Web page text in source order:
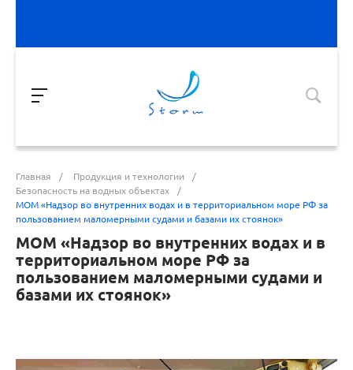
Главная / Продукция и технологии
/
Безопасность на водных объектах
/
МОМ «‎Надзор во внутренних водах и в территориальном море РФ за
пользованием маломерными судами и базами их стоянок»‎
МОМ «‎Надзор во внутренних водах и в
территориальном море РФ за
пользованием маломерными судами и
базами их стоянок»‎